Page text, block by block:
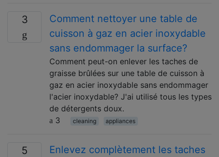
3
Comment nettoyer une table de
cuisson à gaz en acier inoxydable
sans endommager la surface?
Comment peut-on enlever les taches de
graisse brûlées sur une table de cuisson à
gaz en acier inoxydable sans endommager
l'acier inoxydable? J'ai utilisé tous les types
de détergents doux.
3
cleaning appliances
5
Enlevez complètement les taches